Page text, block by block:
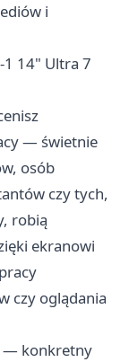
i
1 14" Ultra 7
— świetnie
osób
czy tych,
robią
ekranowi
czy oglądania
— konkretny